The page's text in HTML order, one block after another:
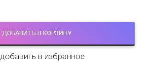
ДОБАВИТЬ В КОРЗИНУ
добавить в избранное